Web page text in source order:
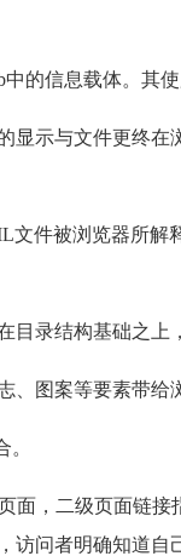
中的信息载体。其
显示与文件更终在
文件被浏览器所解
目录结构基础之上
、图案等要素带给
面，二级页面链
问者明确知道自